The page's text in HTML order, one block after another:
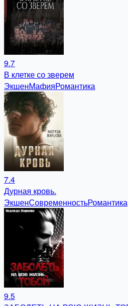
9.7
В клетке со зверем
ЭкшенМафияРомантика
7.4
Дурная кровь.
ЭкшенСовременностьРомантика
9.5